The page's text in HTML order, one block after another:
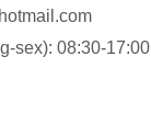
sex): 08:30-17:00